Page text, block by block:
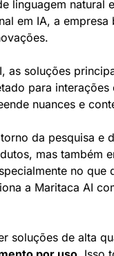
linguagem natural
em IA, a
soluções
para interações
nuances e
da pesquisa e
mas também
no que
a Maritaca AI
soluções de alta